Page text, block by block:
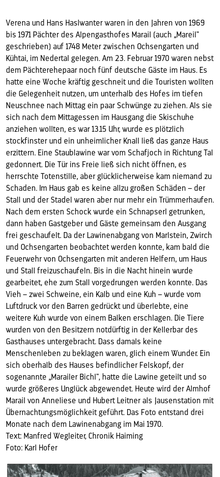
Verena und Hans Haslwanter waren in den Jahren von 1969
bis 1971 Pächter des Alpengasthofes Marail (auch „Mareil“
geschrieben) auf 1748 Meter zwischen Ochsengarten und
Kühtai, im Nedertal gelegen. Am 23. Februar 1970 waren nebst
dem Pächterehepaar noch fünf deutsche Gäste im Haus. Es
hatte eine Woche kräftig geschneit und die Touristen wollten
die Gelegenheit nutzen, um unterhalb des Hofes im tiefen
Neuschnee nach Mittag ein paar Schwünge zu ziehen. Als sie
sich nach dem Mittagessen im Hausgang die Skischuhe
anziehen wollten, es war 13.15 Uhr, wurde es plötzlich
stockfinster und ein unheimlicher Knall ließ das ganze Haus
erzittern. Eine Staublawine war vom Schafjoch in Richtung Tal
gedonnert. Die Tür ins Freie ließ sich nicht öffnen, es
herrschte Totenstille, aber glücklicherweise kam niemand zu
Schaden. Im Haus gab es keine allzu großen Schäden – der
Stall und der Stadel waren aber nur mehr ein Trümmerhaufen.
Nach dem ersten Schock wurde ein Schnapserl getrunken,
dann haben Gastgeber und Gäste gemeinsam den Ausgang
frei geschaufelt. Da der Lawinenabgang von Marlstein, Zwirch
und Ochsengarten beobachtet werden konnte, kam bald die
Feuerwehr von Ochsengarten mit anderen Helfern, um Haus
und Stall freizuschaufeln. Bis in die Nacht hinein wurde
gearbeitet, ehe zum Stall vorgedrungen werden konnte. Das
Vieh – zwei Schweine, ein Kalb und eine Kuh – wurde vom
Luftdruck vor den Barren gedrückt und überlebte, eine
weitere Kuh wurde von einem Balken erschlagen. Die Tiere
wurden von den Besitzern notdürftig in der Kellerbar des
Gasthauses untergebracht. Dass damals keine
Menschenleben zu beklagen waren, glich einem Wunder. Ein
sich oberhalb des Hauses befindlicher Felskopf, der
sogenannte „Marailer Bichl“, hatte die Lawine geteilt und so
wurde größeres Unglück abgewendet. Heute wird der Almhof
Marail von Anneliese und Hubert Leitner als Jausenstation mit
Übernachtungsmöglichkeit geführt. Das Foto entstand drei
Monate nach dem Lawinenabgang im Mai 1970.
Text: Manfred Wegleiter, Chronik Haiming
Foto: Karl Hofer